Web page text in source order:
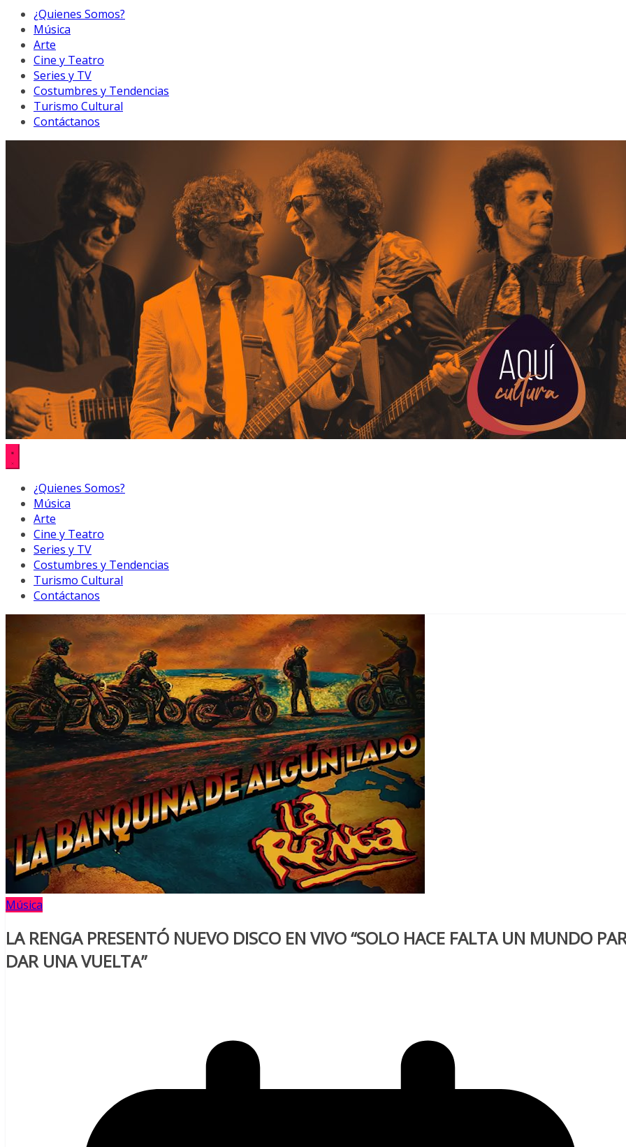
¿Quienes Somos?
Música
Arte
Cine y Teatro
Series y TV
Costumbres y Tendencias
Turismo Cultural
Contáctanos
¿Quienes Somos?
Música
Arte
Cine y Teatro
Series y TV
Costumbres y Tendencias
Turismo Cultural
Contáctanos
Música
LA RENGA PRESENTÓ NUEVO DISCO EN VIVO “SOLO HACE FALTA UN MUNDO
DAR UNA VUELTA”